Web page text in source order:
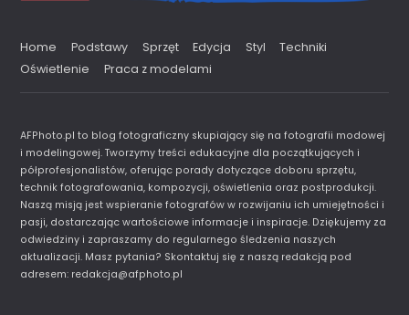
Home Podstawy Sprzęt Edycja Styl
Techniki
Oświetlenie
Praca z modelami
AFPhoto.pl to blog fotograficzny skupiający się na fotografii modowej
i modelingowej. Tworzymy treści edukacyjne dla początkujących i
półprofesjonalistów, oferując porady dotyczące doboru sprzętu,
technik fotografowania, kompozycji, oświetlenia oraz postprodukcji.
Naszą misją jest wspieranie fotografów w rozwijaniu ich umiejętności i
pasji, dostarczając wartościowe informacje i inspiracje. Dziękujemy za
odwiedziny i zapraszamy do regularnego śledzenia naszych
aktualizacji. Masz pytania? Skontaktuj się z naszą redakcją pod
adresem: redakcja@afphoto.pl